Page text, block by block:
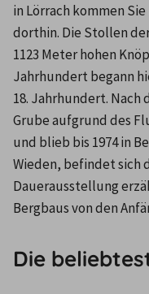
in Lörrach kommen
dorthin. Die Stollen
1123 Meter hohen
Jahrhundert begann
18. Jahrhundert.
Grube aufgrund des
und blieb bis 1974 in
Wieden, befindet sich
Dauerausstellung
Bergbaus von den
Die